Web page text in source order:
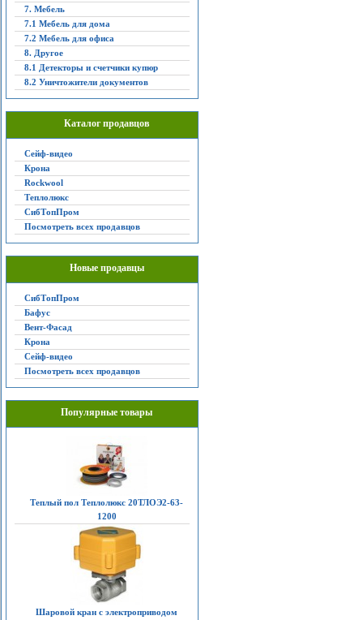
7. Мебель
7.1 Мебель для дома
7.2 Мебель для офиса
8. Другое
8.1 Детекторы и счетчики купюр
8.2 Уничтожители документов
Каталог продавцов
Сейф-видео
Крона
Rockwool
Теплолюкс
СибТопПром
Посмотреть всех продавцов
Новые продавцы
СибТопПром
Бафус
Вент-Фасад
Крона
Сейф-видео
Посмотреть всех продавцов
Популярные товары
Теплый пол Теплолюкс 20ТЛОЭ2-63-
1200
Шаровой кран с электроприводом